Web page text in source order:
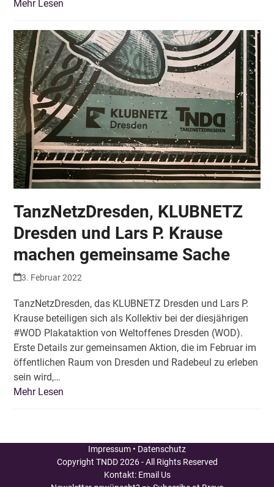
Mehr Lesen
TanzNetzDresden, KLUBNETZ
Dresden und Lars P. Krause
machen gemeinsame Sache
3. Februar 2022
TanzNetzDresden, das KLUBNETZ Dresden und Lars P.
Krause beteiligen sich als Kollektiv bei der diesjährigen
#WOD Plakataktion von Weltoffenes Dresden (WOD).
Erste Details zur gemeinsamen Aktion, die im Februar im
öffentlichen Raum von Dresden und Radebeul zu erleben
sein wird,…
Mehr Lesen
Impressum • Datenschutz
Copyright TNDD2026 - All Rights Reserved
Kontakt: Email Us